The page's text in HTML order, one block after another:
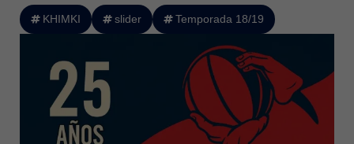
KHIMKI slider Temporada 18/19